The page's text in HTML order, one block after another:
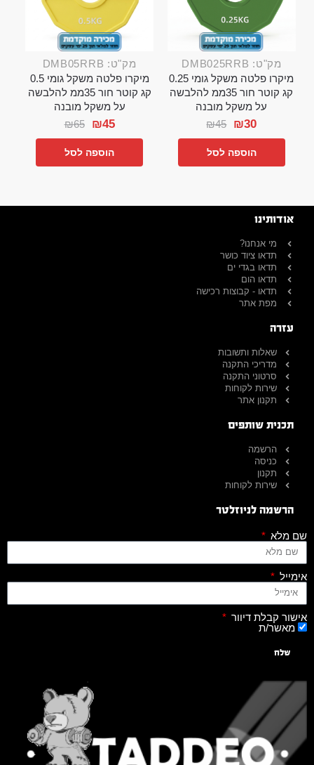
מק"ט: DMB025RRB
מיקרו פלטה משקל גומי 0.25
קג קוטר חור 35ממ להלבשה
על משקל מובנה
₪45 ₪30
הוספה לסל
מק"ט: DMB05RRB
מיקרו פלטה משקל גומי 0.5
קג קוטר חור 35ממ להלבשה
על משקל מובנה
₪65 ₪45
הוספה לסל
אודותינו
מי אנחנו?
תדאו ציוד כושר
תדאו בגדי ים
תדאו הום
תדאו - קבוצות רכישה
מפת אתר
עזרה
שאלות ותשובות
מדריכי התקנה
סרטוני התקנה
שירות לקוחות
תקנון אתר
תכנית שותפים
הרשמה
כניסה
תקנון
שירות לקוחות
הרשמה לניוזלטר
שם מלא
אימייל
אישור קבלת דיוור
מאשר/ת
שלח